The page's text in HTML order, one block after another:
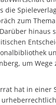
die
zum
hinaus
um Wege
hat in einer